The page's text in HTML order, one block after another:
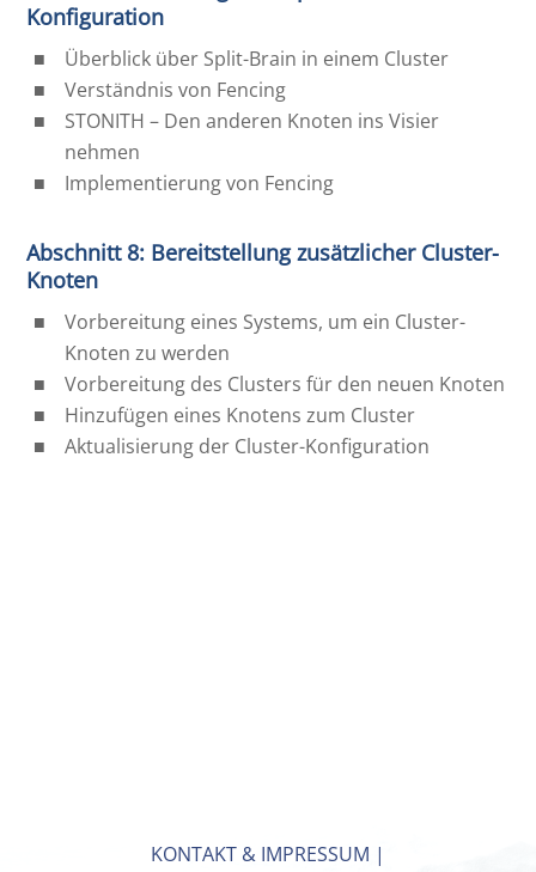
Konfiguration
Überblick über Split-Brain in einem Cluster
Verständnis von Fencing
STONITH – Den anderen Knoten ins Visier
nehmen
Implementierung von Fencing
Abschnitt 8: Bereitstellung zusätzlicher Cluster-
Knoten
Vorbereitung eines Systems, um ein Cluster-
Knoten zu werden
Vorbereitung des Clusters für den neuen Knoten
Hinzufügen eines Knotens zum Cluster
Aktualisierung der Cluster-Konfiguration
KONTAKT & IMPRESSUM |